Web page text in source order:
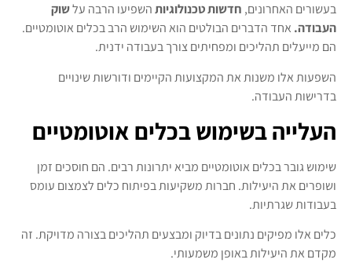
בעשורים האחרונים, חדשות טכנולוגיותהשפיעו הרבה עלשוק
העבודה. אחד הדברים הבולטים הוא השימוש הרב בכלים אוטומטיים.
הם מייעלים תהליכים ומפחיתים צורך בעבודה ידנית.
השפעות אלו משנות את המקצועות הקיימים ודורשות שינויים
בדרישות העבודה.
העלייה בשימוש בכלים אוטומטיים
שימוש גובר בכלים אוטומטיים מביא יתרונות רבים. הם חוסכים זמן
ושופרים את היעילות. חברות משקיעות בפיתוח כלים לצמצום עומס
בעבודות שגרתיות.
כלים אלו מפיקים נתונים בדיוק ומבצעים תהליכים בצורה מדויקת. זה
מקדם את היעילות באופן משמעותי.